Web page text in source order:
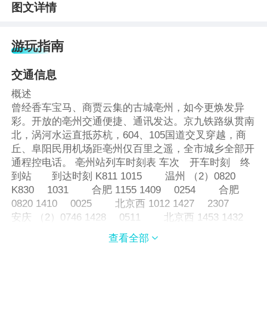
图文详情
游玩指南
交通信息
概述
曾经香车宝马、商贾云集的古城亳州，如今更焕发异
彩。开放的亳州交通便捷、通讯发达。京九铁路纵贯南
北，涡河水运直抵苏杭，604、105国道交叉穿越，商
丘、阜阳民用机场距亳州仅百里之遥，全市城乡全部开
通程控电话。 亳州站列车时刻表 车次 开车时刻 终
到站 到达时刻 K811 1015 温州 （2）0820
K830 1031 合肥 1155 1409 0254 合肥
0820 1410 0025 北京西 1012 1427 2307
安庆 （2）0746 1428 0511 北京西 1453 1432
0250 成都 （2）0815 1431 0028 南京西
1027 1431 0028 合肥 0530 1453 2157 南昌
查看全部 